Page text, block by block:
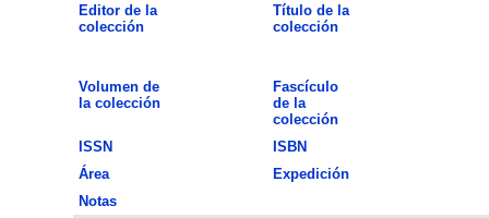
Editor de la
colección
Título de la
colección
Volumen de
la colección
Fascículo
de la
colección
ISSN
ISBN
Área
Expedición
Notas